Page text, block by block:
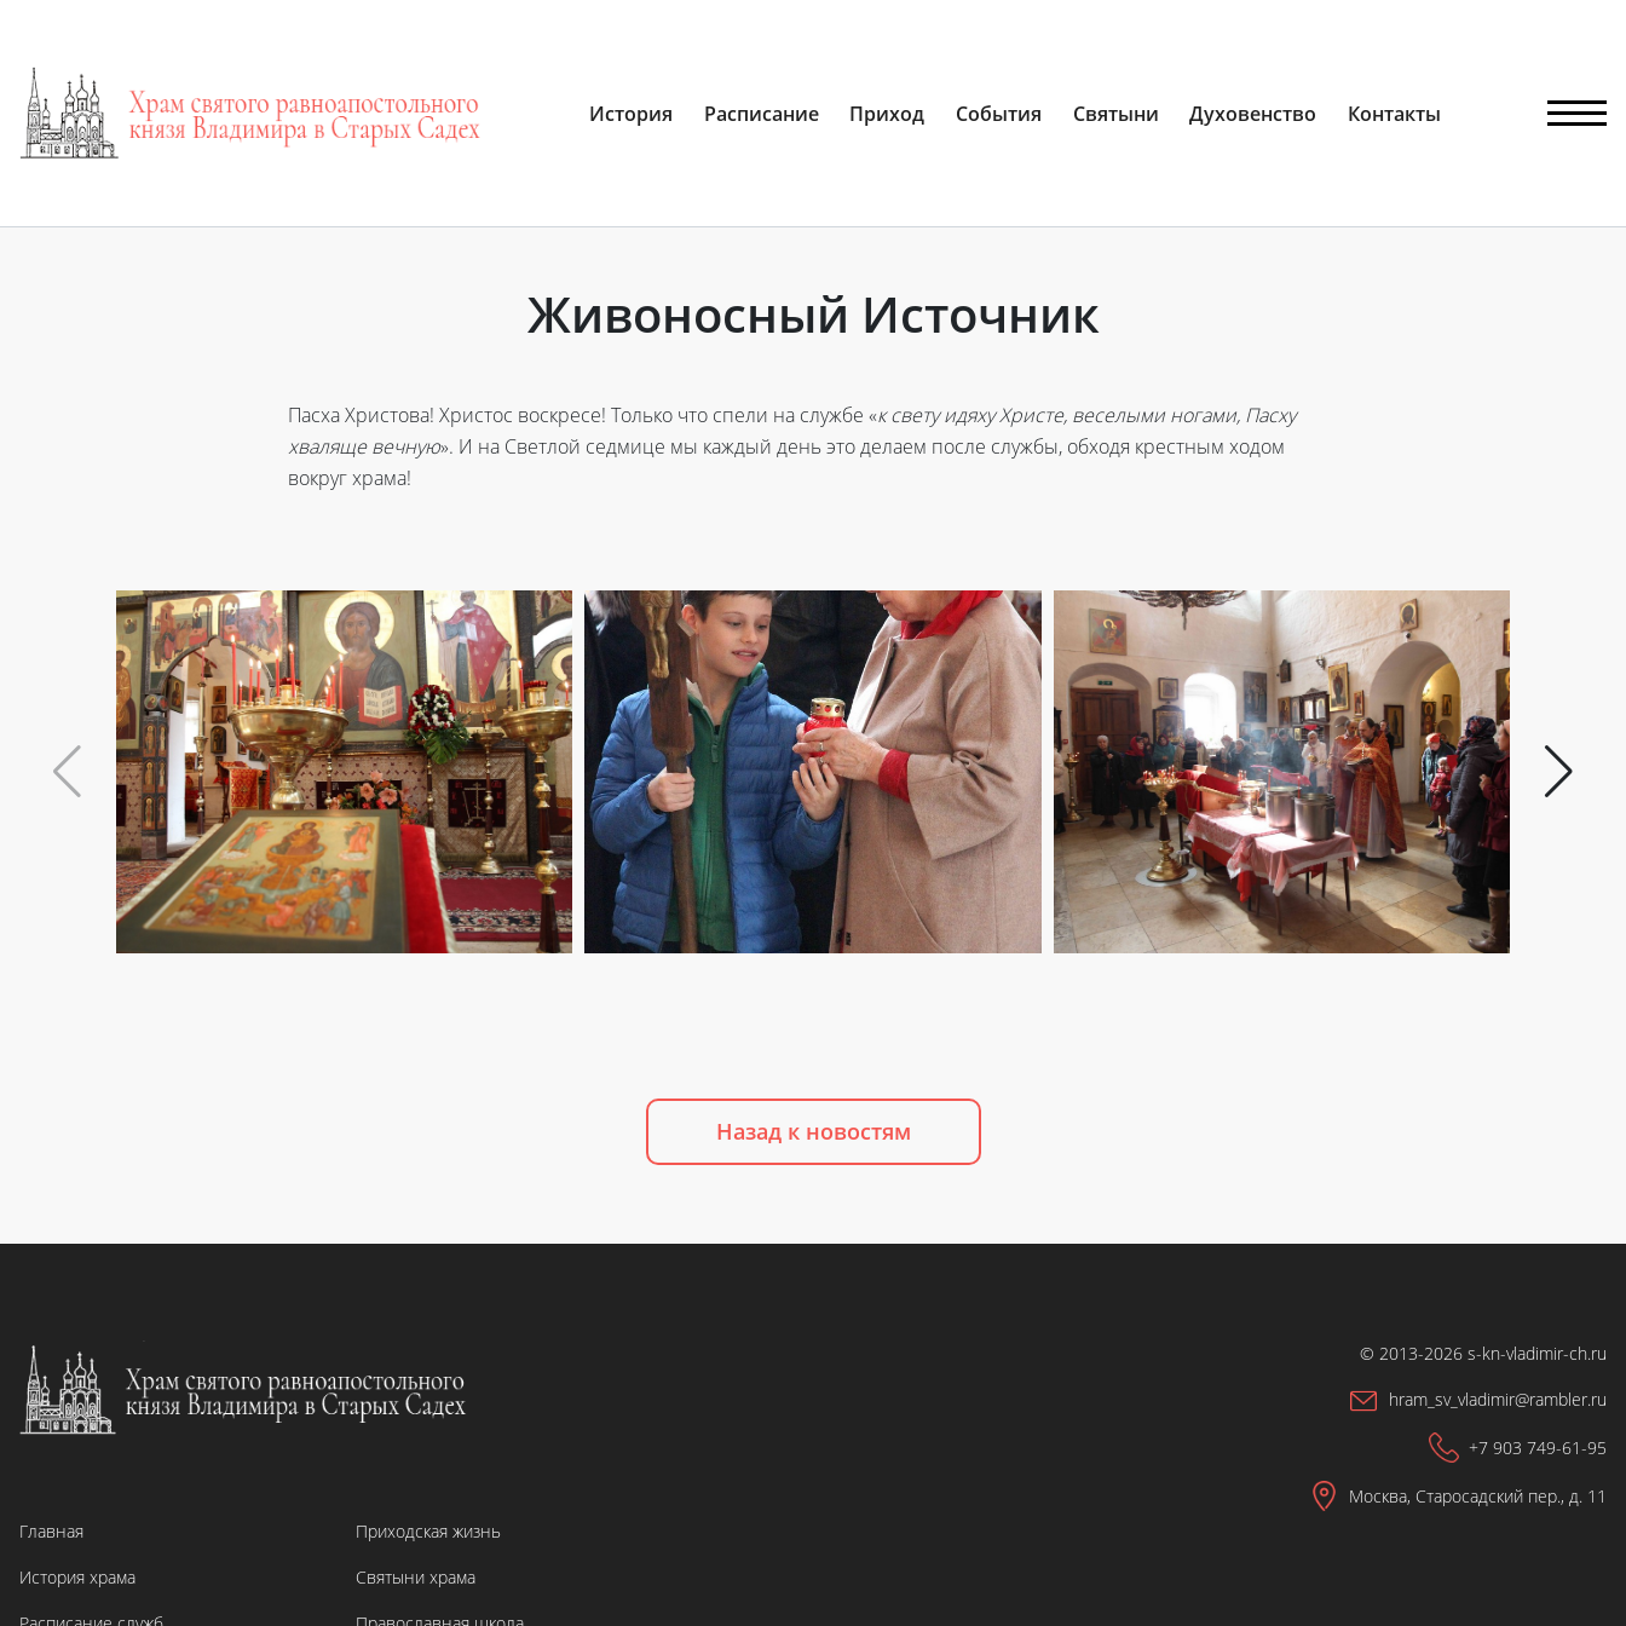
История Расписание Приход События Святыни Духовенство Контакты
Живоносный Источник
Пасха Христова! Христос воскресе! Только что спели на службе «к свету идяху Христе, веселыми ногами, Пасху
хваляще вечную». И на Светлой седмице мы каждый день это делаем после службы, обходя крестным ходом
вокруг храма!
Назад к новостям
Главная
История храма
Приходская жизнь
Святыни храма
© 2013-2026 s-kn-vladimir-ch.ru
hram_sv_vladimir@rambler.ru
+7 903 749-61-95
Москва, Старосадский пер., д. 11